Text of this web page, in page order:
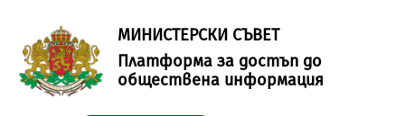
МИНИСТЕРСКИ СЪВЕТ
Платформа за достъп до
обществена информация